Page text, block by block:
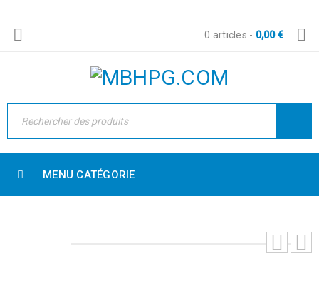
0 articles - 0,00€
MENU CATÉGORIE